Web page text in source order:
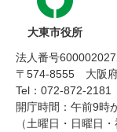
大東市役所
法人番号
〒574-8555 大阪
Tel：072-872-2181
開庁時間：午前9時
（土曜日・日曜日